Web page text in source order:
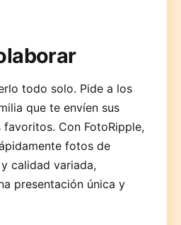
todo solo. Pide a los
que te envíen sus
Con FotoRipple,
fotos de
calidad variada,
presentación única y